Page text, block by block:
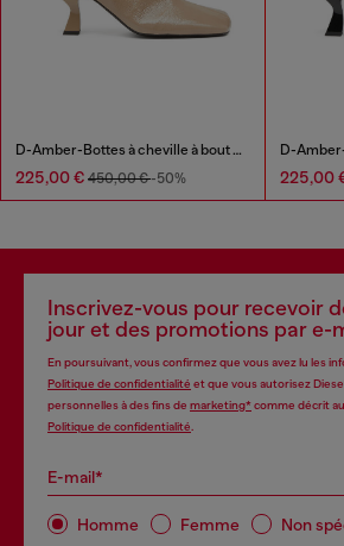
D-Amber-Bottes à cheville à bout carré couleur avec effet naplak
225,00 € 450,00 €-50% 225,00
Inscrivez-vous pour recevoir
jour et des promotions par e-
En poursuivant, vous confirmez que vous avez lu les
Politique de confidentialité et que vous autorisez
personnelles à des fins de marketing*comme décrit
Politique de confidentialité
E-mail*
Homme Femme Non